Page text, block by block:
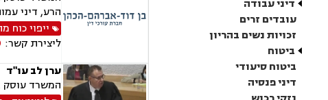
דיני עבודה
עובדים זרים
זכויות נשים בהריון
ביטוח
ביטוח סיעודי
דיני פנסיה
הרע, דיני
ייפוי כוח
ליצירת קשר:
ערן לב עו"ד
המשרד עוסק